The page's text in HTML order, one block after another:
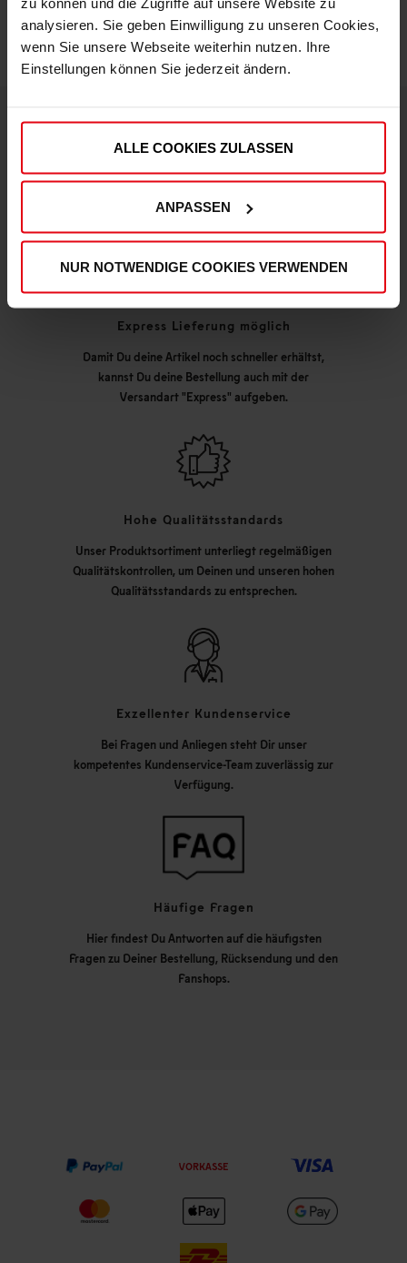
analysieren. Sie geben Einwilligung zu unseren Cookies,
wenn Sie unsere Webseite weiterhin nutzen. Ihre
Einstellungen können Sie jederzeit ändern.
ALLE COOKIES ZULASSEN
ANPASSEN
NUR NOTWENDIGE COOKIES VERWENDEN
DEINE VORTEILE IN UNSEREM SHOP
Express Lieferung möglich
Damit Du deine Artikel noch schneller erhältst,
kannst Du deine Bestellung auch mit der
Versandart "Express" aufgeben.
Hohe Qualitätsstandards
Unser Produktsortiment unterliegt regelmäßigen
Qualitätskontrollen, um Deinen und unseren hohen
Qualitätsstandards zu entsprechen.
Exzellenter Kundenservice
Bei Fragen und Anliegen steht Dir unser
kompetentes Kundenservice-Team zuverlässig zur
Verfügung.
Häufige Fragen
Hier findest Du Antworten auf die häufigsten
Fragen zu Deiner Bestellung, Rücksendung und den
Fanshops.
VORKASSE